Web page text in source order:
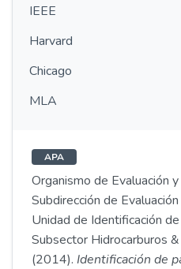
IEEE
Harvard
Chicago
MLA
APA
Organismo de Evaluación
Subdirección de
Unidad de Identificación
Subsector Hidrocarburos
(2014). Identificación de